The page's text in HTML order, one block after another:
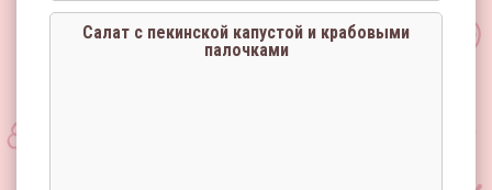
Салат с пекинской капустой и крабовыми
палочками